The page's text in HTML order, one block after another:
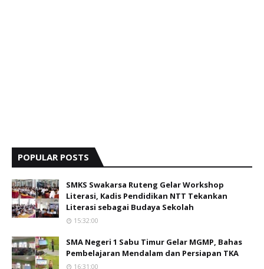
POPULAR POSTS
SMKS Swakarsa Ruteng Gelar Workshop
Literasi, Kadis Pendidikan NTT Tekankan
Literasi sebagai Budaya Sekolah
15:32:00
SMA Negeri 1 Sabu Timur Gelar MGMP, Bahas
Pembelajaran Mendalam dan Persiapan TKA
16:31:00